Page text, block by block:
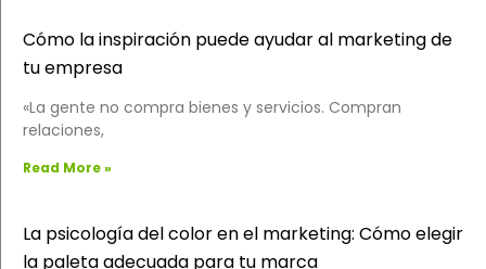
Cómo la inspiración puede ayudar al marketing de
tu empresa
«La gente no compra bienes y servicios. Compran
relaciones,
Read More »
La psicología del color en el marketing: Cómo elegir
la paleta adecuada para tu marca